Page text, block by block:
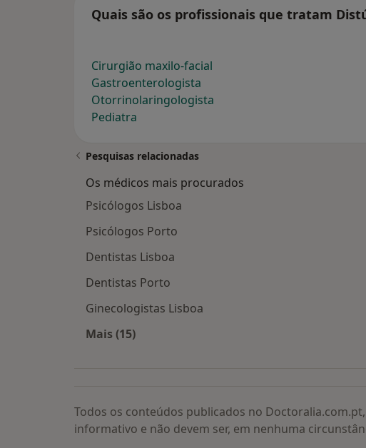
Quais são os profissionais que tratam
Cirurgião maxilo-facial
Gastroenterologista
Otorrinolaringologista
Pediatra
Pesquisas relacionadas
Os médicos mais procurados
Psicólogos Lisboa
Psicólogos Porto
Dentistas Lisboa
Dentistas Porto
Ginecologistas Lisboa
Mais (15)
Todos os conteúdos publicados no
informativo e não devem ser, em nenhuma